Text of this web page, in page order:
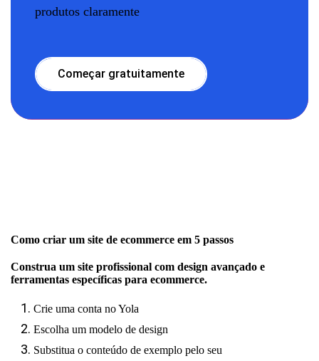
produtos claramente
Começar gratuitamente
Como criar um site de ecommerce em 5 passos
Construa um site profissional com design avançado e
ferramentas específicas para ecommerce.
Crie uma conta no Yola
Escolha um modelo de design
Substitua o conteúdo de exemplo pelo seu